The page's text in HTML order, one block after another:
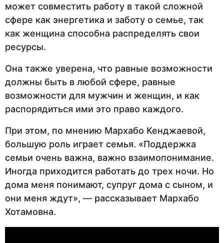
может совместить работу в такой сложной
сфере как энергетика и заботу о семье, так
как женщина способна распределять свои
ресурсы.
Она также уверена, что равные возможности
должны быть в любой сфере, равные
возможности для мужчин и женщин, и как
распорядиться ими это право каждого.
При этом, по мнению Мархабо Кенджаевой,
большую роль играет семья. «Поддержка
семьи очень важна, важно взаимопонимание.
Иногда приходится работать до трех ночи. Но
дома меня понимают, супруг дома с сыном, и
они меня ждут», — рассказывает Мархабо
Хотамовна.